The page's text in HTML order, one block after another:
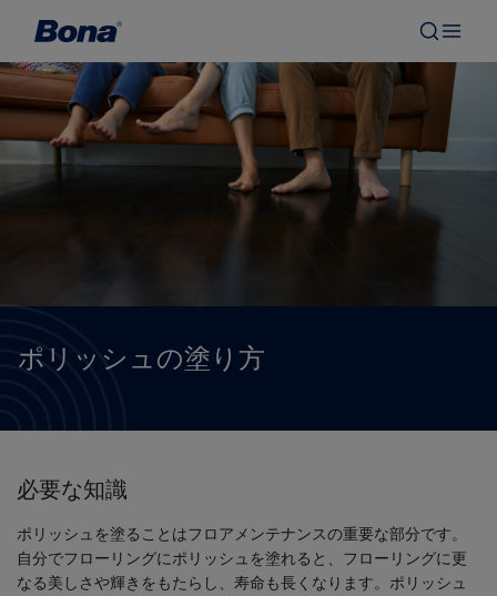
ポリッシュの塗り方
必要な知識
ポリッシュを塗ることはフロアメンテナンスの重要な部分です。
自分でフローリングにポリッシュを塗れると、フローリングに更
なる美しさや輝きをもたらし、寿命も長くなります。ポリッシュ